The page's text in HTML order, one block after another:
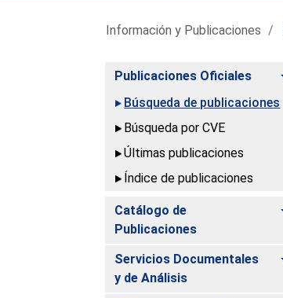
Información y Publicaciones
Publicaciones Oficiales
Búsqueda de publicaciones
Búsqueda por CVE
Últimas publicaciones
Índice de publicaciones
Catálogo de
Publicaciones
Servicios Documentales
y de Análisis